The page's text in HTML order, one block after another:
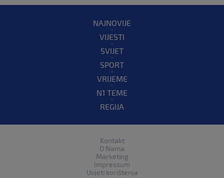
NAJNOVIJE
VIJESTI
SVIJET
SPORT
VRIJEME
N1 TEME
REGIJA
Kontakt
O Nama
Marketing
Impressum
Uvjeti korištenja